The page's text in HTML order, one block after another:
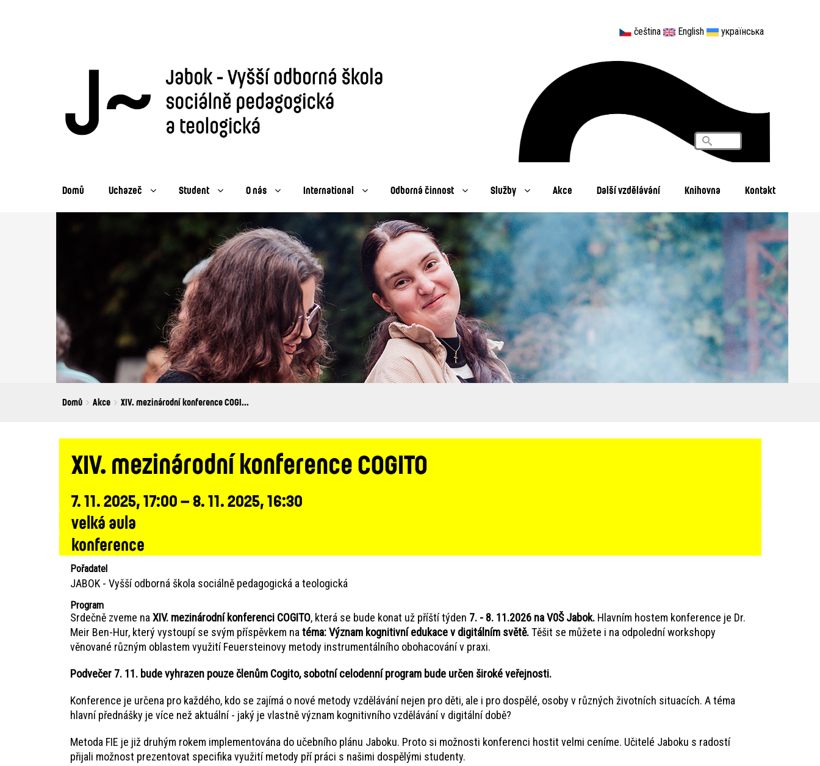
čeština English українська
Vyhledávání
Search
Domů Uchazeč Student O nás International Odborná činnost Služby Akce Další vzdělávání Knihovna Kontakt
Breadcrumbs
You
Domů Akce XIV. mezinárodní konference COGI...
XIV. mezinárodní konference COGITO
7. 11. 2025, 17:00 – 8. 11. 2025, 16:30
velká aula
konference
Pořadatel
JABOK - Vyšší odborná škola sociálně pedagogická a teologická
Program
Srdečně zveme na XIV. mezinárodní konferenci COGITO, která se bude konat už příští týden 7. - 8. 11.2026 na V0Š Jabok. Hlavním hostem konference je Dr.
Meir Ben-Hur, který vystoupí se svým příspěvkem na téma: Význam kognitivní edukace v digitálním světě.Těšit se můžete i na odpolední workshopy
věnované různým oblastem využití Feuersteinovy metody instrumentálního obohacování v praxi.
Podvečer 7. 11. bude vyhrazen pouze členům Cogito, sobotní celodenní program bude určen široké veřejnosti.
Konference je určena pro každého, kdo se zajímá o nové metody vzdělávání nejen pro děti, ale i pro dospělé, osoby v různých životních situacích. A téma
hlavní přednášky je více než aktuální - jaký je vlastně význam kognitivního vzdělávání v digitální době?
Metoda FIE je již druhým rokem implementována do učebního plánu Jaboku. Proto si možnosti konferenci hostit velmi ceníme. Učitelé Jaboku s radostí
přijali možnost prezentovat specifika využití metody pří práci s našimi dospělými studenty.